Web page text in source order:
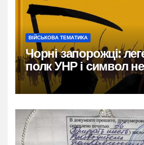
ВІЙСЬКОВА ТЕМАТИКА
Чорні запорожці:
полк УНР і символ